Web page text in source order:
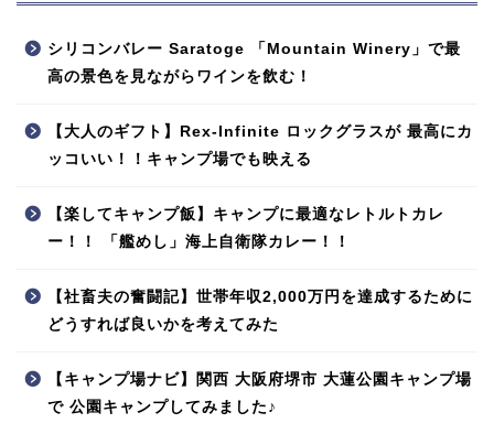
シリコンバレー Saratoge 「Mountain Winery」で最
高の景色を見ながらワインを飲む！
【大人のギフト】Rex-Infinite ロックグラスが 最高にカ
ッコいい！！キャンプ場でも映える
【楽してキャンプ飯】キャンプに最適なレトルトカレ
ー！！ 「艦めし」海上自衛隊カレー！！
【社畜夫の奮闘記】世帯年収2,000万円を達成するために
どうすれば良いかを考えてみた
【キャンプ場ナビ】関西 大阪府堺市 大蓮公園キャンプ場
で 公園キャンプしてみました♪